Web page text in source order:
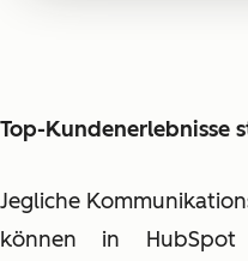
Top-Kundenerlebnisse
Jegliche
können in